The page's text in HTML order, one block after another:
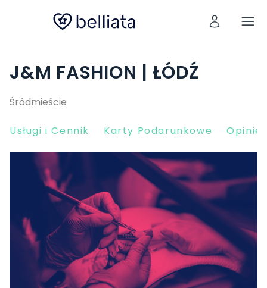
J&M FASHION | ŁÓDŹ
Śródmieście
Usługi i Cennik Karty Podarunkowe Opinie